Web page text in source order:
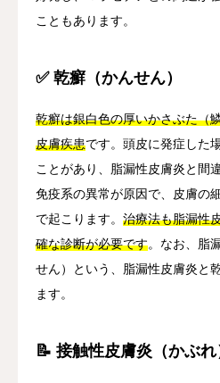
こともあります。
✅ 乾癬（かんせん）
乾癬は銀白色の厚いかさぶた（
皮膚疾患です。頭皮に発症した
ことがあり、脂漏性皮膚炎と間
免疫系の異常が原因で、皮膚の
で起こります。 治療法も脂漏性
確な診断が必要です。なお、脂
せん）という、脂漏性皮膚炎と
ます。
📝 接触性皮膚炎（かぶれ